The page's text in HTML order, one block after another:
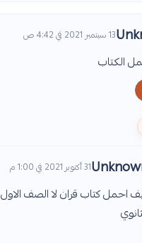
13 سبتمبر 2021 في 4:42 ص
الكتاب
31 أكتوبر 2021 في 1:00 م
احمل كتاب قران لا الصف الاول